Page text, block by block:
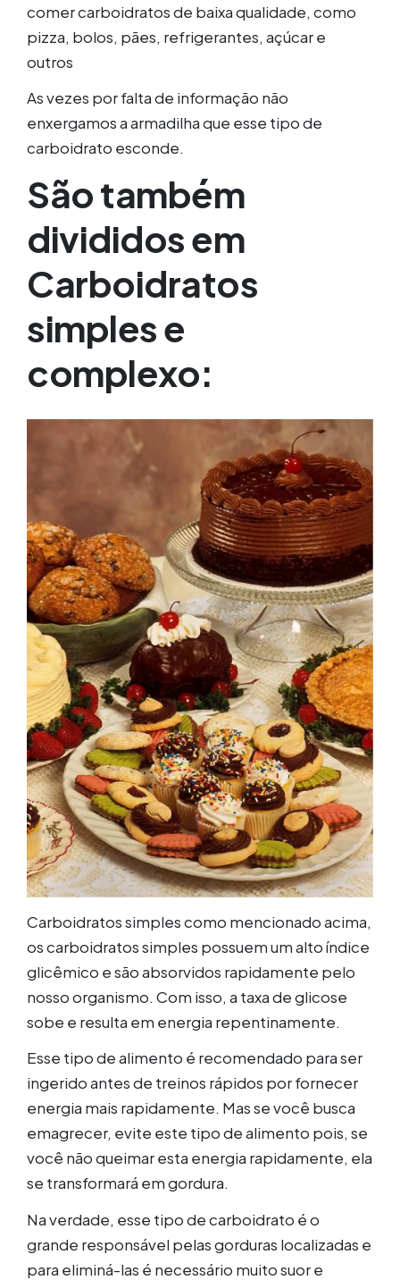
comer carboidratos de baixa qualidade, como
pizza, bolos, pães, refrigerantes, açúcar e
outros
As vezes por falta de informação não
enxergamos a armadilha que esse tipo de
carboidrato esconde.
São também
divididos em
Carboidratos
simples e
complexo:
Carboidratos simples como mencionado acima,
os carboidratos simples possuem um alto índice
glicêmico e são absorvidos rapidamente pelo
nosso organismo. Com isso, a taxa de glicose
sobe e resulta em energia repentinamente.
Esse tipo de alimento é recomendado para ser
ingerido antes de treinos rápidos por fornecer
energia mais rapidamente. Mas se você busca
emagrecer, evite este tipo de alimento pois, se
você não queimar esta energia rapidamente, ela
se transformará em gordura.
Na verdade, esse tipo de carboidrato é o
grande responsável pelas gorduras localizadas e
para eliminá-las é necessário muito suor e